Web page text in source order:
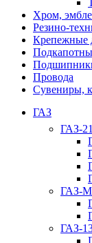
Хром,
Резино-
Крепежные
Провода
Сувениры,
ГАЗ
ГАЗ-
ГАЗ-
ГАЗ-